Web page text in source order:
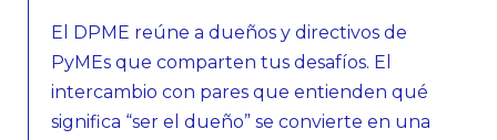
El DPME reúne a dueños y directivos de
PyMEs que comparten tus desafíos. El
intercambio con pares que entienden qué
significa “ser el dueño” se convierte en una